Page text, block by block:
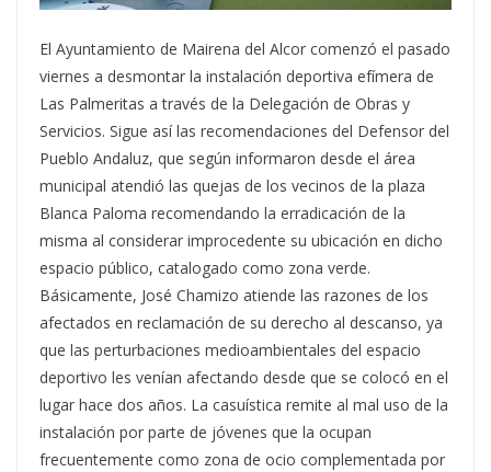
El Ayuntamiento de Mairena del Alcor comenzó el pasado
viernes a desmontar la instalación deportiva efímera de
Las Palmeritas a través de la Delegación de Obras y
Servicios. Sigue así las recomendaciones del Defensor del
Pueblo Andaluz, que según informaron desde el área
municipal atendió las quejas de los vecinos de la plaza
Blanca Paloma recomendando la erradicación de la
misma al considerar improcedente su ubicación en dicho
espacio público, catalogado como zona verde.
Básicamente, José Chamizo atiende las razones de los
afectados en reclamación de su derecho al descanso, ya
que las perturbaciones medioambientales del espacio
deportivo les venían afectando desde que se colocó en el
lugar hace dos años. La casuística remite al mal uso de la
instalación por parte de jóvenes que la ocupan
frecuentemente como zona de ocio complementada por